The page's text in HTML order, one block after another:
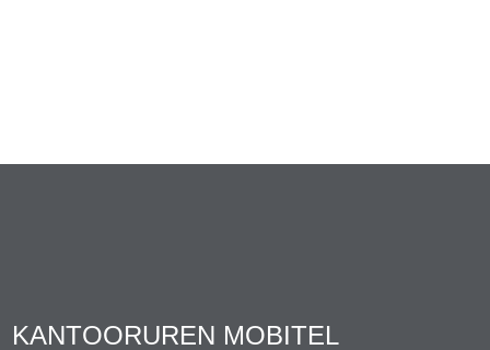
KANTOORUREN MOBITEL